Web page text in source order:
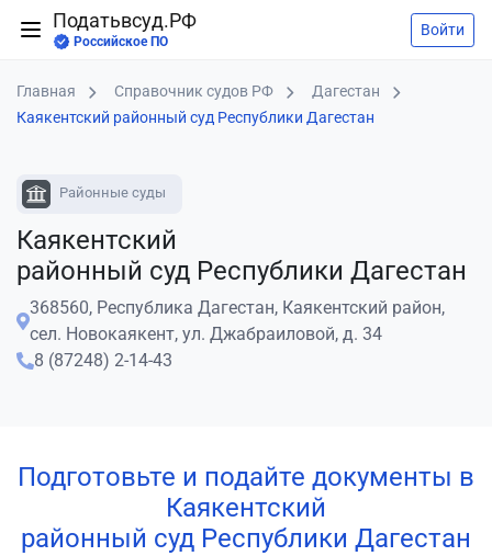
Податьвсуд.РФ
Российское ПО
Войти
Главная Справочник судов РФ
Дагестан
Каякентский районный суд Республики Дагестан
Районные суды
Каякентский
районный суд Республики Дагестан
368560, Республика Дагестан, Каякентский район,
сел. Новокаякент, ул. Джабраиловой, д. 34
8 (87248) 2-14-43
Подготовьте и подайте документы в
Каякентский
районный суд Республики Дагестан